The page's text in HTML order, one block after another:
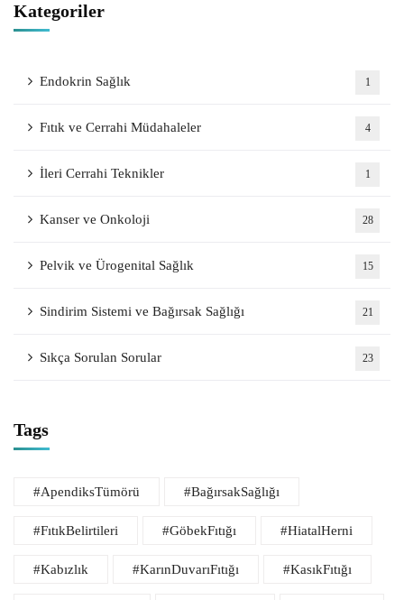
Kategoriler
Endokrin Sağlık 1
Fıtık ve Cerrahi Müdahaleler 4
İleri Cerrahi Teknikler 1
Kanser ve Onkoloji 28
Pelvik ve Ürogenital Sağlık 15
Sindirim Sistemi ve Bağırsak Sağlığı 21
Sıkça Sorulan Sorular 23
Tags
#ApendiksTümörü #BağırsakSağlığı
#FıtıkBelirtileri #GöbekFıtığı #HiatalHerni
#Kabızlık #KarınDuvarıFıtığı #KasıkFıtığı